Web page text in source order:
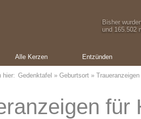
Bisher
und 165.502
Alle Kerzen Entzünden
hier: Gedenktafel » Geburtsort »
für